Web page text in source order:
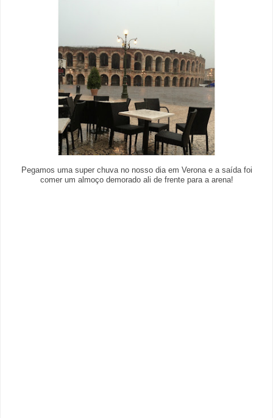
Pegamos uma super chuva no nosso dia em Verona e a saída foi
comer um almoço demorado ali de frente para a arena!